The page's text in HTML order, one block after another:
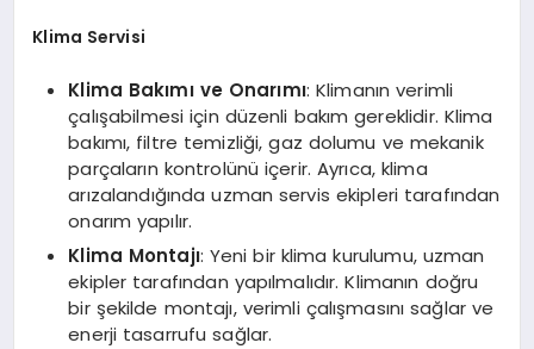
Klima Servisi
Klima Bakımı ve Onarımı: Klimanın verimli
çalışabilmesi için düzenli bakım gereklidir. Klima
bakımı, filtre temizliği, gaz dolumu ve mekanik
parçaların kontrolünü içerir. Ayrıca, klima
arızalandığında uzman servis ekipleri tarafından
onarım yapılır.
Klima Montajı: Yeni bir klima kurulumu, uzman
ekipler tarafından yapılmalıdır. Klimanın doğru
bir şekilde montajı, verimli çalışmasını sağlar ve
enerji tasarrufu sağlar.